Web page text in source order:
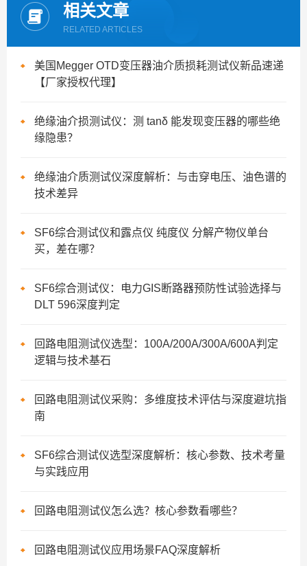
相关文章
RELATED ARTICLES
美国Megger OTD变压器油介质损耗测试仪新品速递
【厂家授权代理】
绝缘油介损测试仪：测 tanδ 能发现变压器的哪些绝
缘隐患？
绝缘油介质测试仪深度解析：与击穿电压、油色谱的
技术差异
SF6综合测试仪和露点仪 纯度仪 分解产物仪单台
买，差在哪？
SF6综合测试仪：电力GIS断路器预防性试验选择与
DLT 596深度判定
回路电阻测试仪选型：100A/200A/300A/600A判定
逻辑与技术基石
回路电阻测试仪采购：多维度技术评估与深度避坑指
南
SF6综合测试仪选型深度解析：核心参数、技术考量
与实践应用
回路电阻测试仪怎么选？核心参数看哪些？
回路电阻测试仪应用场景FAQ深度解析